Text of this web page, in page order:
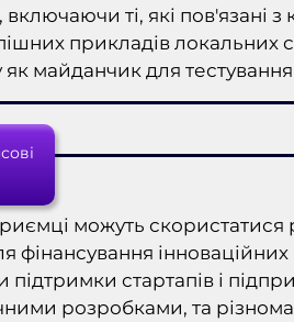
включаючи ті, які пов'язані
прикладів локальних
як майданчик для
можуть
фінансування інноваційних
стартапів і
розробками, та